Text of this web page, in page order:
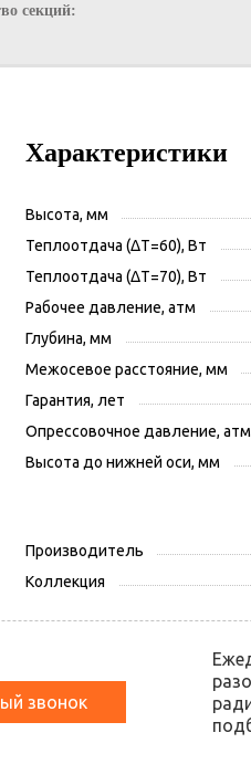
секций:
Характеристики
Высота, мм
Теплоотдача (ΔT=60), Вт
Теплоотдача (ΔT=70), Вт
Рабочее давление, атм
Глубина, мм
Межосевое расстояние, мм
Гарантия, лет
Опрессовочное давление, атм
Высота до нижней оси, мм
Производитель
Коллекция
звонок